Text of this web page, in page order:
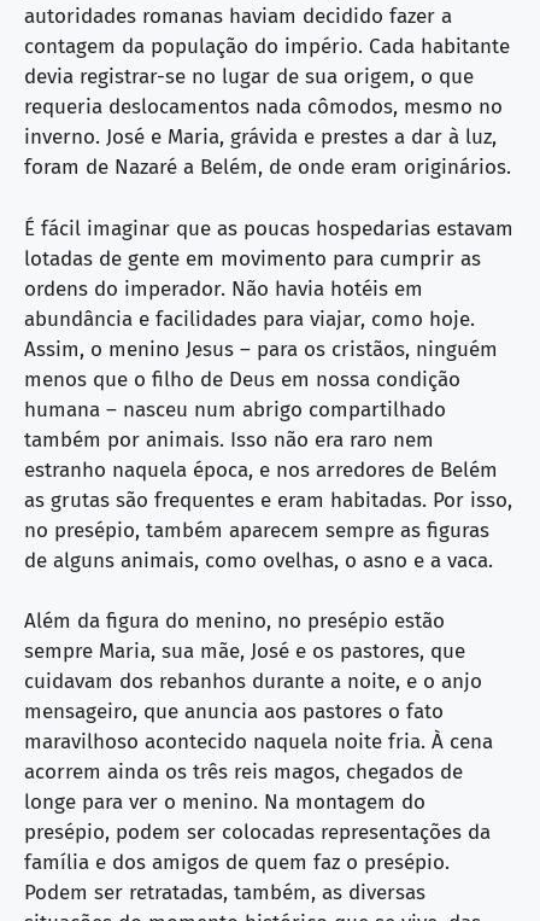
autoridades romanas haviam decidido fazer a
contagem da população do império. Cada habitante
devia registrar-se no lugar de sua origem, o que
requeria deslocamentos nada cômodos, mesmo no
inverno. José e Maria, grávida e prestes a dar à luz,
foram de Nazaré a Belém, de onde eram originários.
É fácil imaginar que as poucas hospedarias estavam
lotadas de gente em movimento para cumprir as
ordens do imperador. Não havia hotéis em
abundância e facilidades para viajar, como hoje.
Assim, o menino Jesus – para os cristãos, ninguém
menos que o filho de Deus em nossa condição
humana – nasceu num abrigo compartilhado
também por animais. Isso não era raro nem
estranho naquela época, e nos arredores de Belém
as grutas são frequentes e eram habitadas. Por isso,
no presépio, também aparecem sempre as figuras
de alguns animais, como ovelhas, o asno e a vaca.
Além da figura do menino, no presépio estão
sempre Maria, sua mãe, José e os pastores, que
cuidavam dos rebanhos durante a noite, e o anjo
mensageiro, que anuncia aos pastores o fato
maravilhoso acontecido naquela noite fria. À cena
acorrem ainda os três reis magos, chegados de
longe para ver o menino. Na montagem do
presépio, podem ser colocadas representações da
família e dos amigos de quem faz o presépio.
Podem ser retratadas, também, as diversas